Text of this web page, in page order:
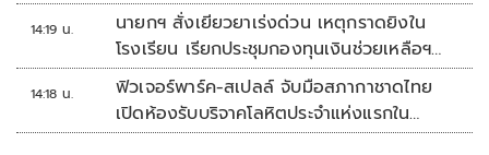
14:19 น.
นายกฯ สั่งเยียวยาเร่งด่วน เหตุกราดยิงใน
โรงเรียน เรียกประชุมกองทุนเงินช่วยเหลือฯ
ทันที
14:18 น.
ฟิวเจอร์พาร์ค-สเปลล์ จับมือสภากาชาดไทย
เปิดห้องรับบริจาคโลหิตประจำแห่งแรกใน
ศูนย์การค้าปทุมธานี